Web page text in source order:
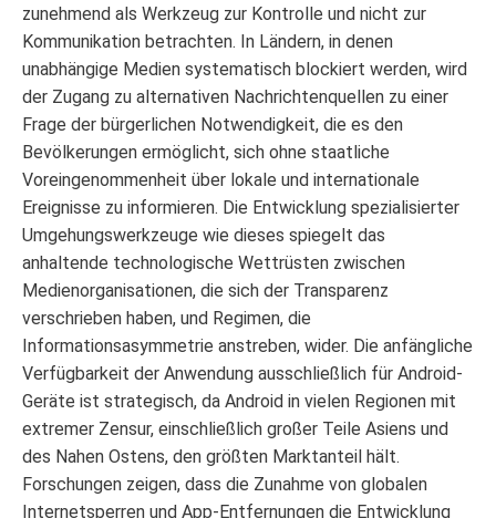
zunehmend als Werkzeug zur Kontrolle und nicht zur
Kommunikation betrachten. In Ländern, in denen
unabhängige Medien systematisch blockiert werden, wird
der Zugang zu alternativen Nachrichtenquellen zu einer
Frage der bürgerlichen Notwendigkeit, die es den
Bevölkerungen ermöglicht, sich ohne staatliche
Voreingenommenheit über lokale und internationale
Ereignisse zu informieren. Die Entwicklung spezialisierter
Umgehungswerkzeuge wie dieses spiegelt das
anhaltende technologische Wettrüsten zwischen
Medienorganisationen, die sich der Transparenz
verschrieben haben, und Regimen, die
Informationsasymmetrie anstreben, wider. Die anfängliche
Verfügbarkeit der Anwendung ausschließlich für Android-
Geräte ist strategisch, da Android in vielen Regionen mit
extremer Zensur, einschließlich großer Teile Asiens und
des Nahen Ostens, den größten Marktanteil hält.
Forschungen zeigen, dass die Zunahme von globalen
Internetsperren und App-Entfernungen die Entwicklung